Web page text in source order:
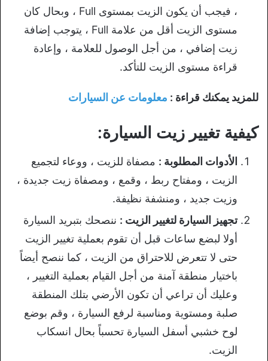
، فيجب أن يكون الزيت بمستوى Full ، وبحال كان
مستوى الزيت أقل من علامة Full ، يتوجب إضافة
زيت إضافي ، من أجل الوصول للعلامة ، وإعادة
قراءة مستوى الزيت للتأكد.
للمزيد يمكنك قراءة : معلومات عن السيارات
كيفية تغيير زيت السيارة:
الأدوات المطلوبة : مصفاة للزيت ، ووعاء لتجميع
الزيت ، ومفتاح ربط ، وقمع ، ومصفاة زيت جديدة ،
وزيت جديد ، ومنشفة نظيفة.
تجهيز السيارة لتغيير الزيت : ننصحك بتبريد السيارة
أولا لبضع ساعات قبل أن تقوم بعملية تغيير الزيت
حتى لا تتعرض للاحتراق من الزيت ، كما ننصح أيضاً
باختيار منطقة آمنة من أجل القيام بعملية التغيير ،
وعليك أن تراعي أن تكون الأرضي بتلك المنطقة
صلبة ومستوية ومناسبة لرفع السيارة ، وقم بوضع
لوح خشبي أسفل السيارة تحسباً بحال انسكاب
الزيت.